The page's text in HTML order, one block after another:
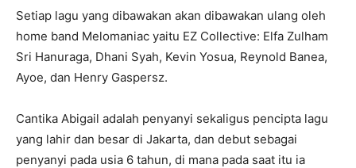
Setiap lagu yang dibawakan akan dibawakan ulang oleh
home band Melomaniac yaitu EZ Collective: Elfa Zulham
Sri Hanuraga, Dhani Syah, Kevin Yosua, Reynold Banea,
Ayoe, dan Henry Gaspersz.
Cantika Abigail adalah penyanyi sekaligus pencipta lagu
yang lahir dan besar di Jakarta, dan debut sebagai
penyanyi pada usia 6 tahun, di mana pada saat itu ia